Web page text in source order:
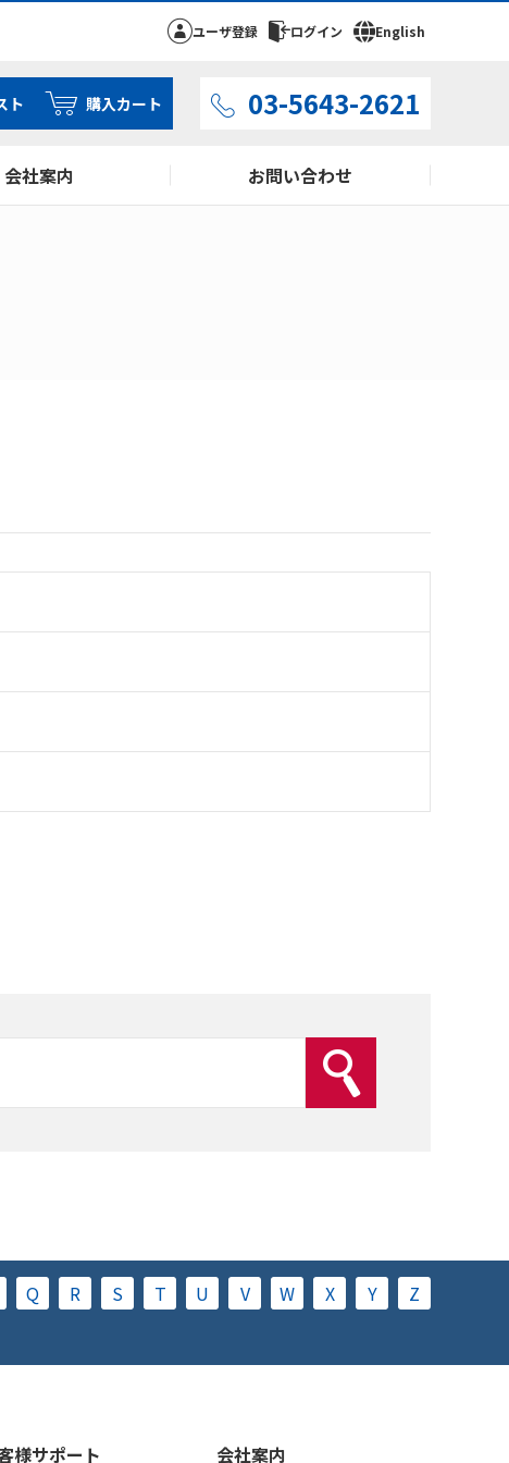
ユーザ登録 ログイン English
ト 購入カート 03-5643-2621
会社案内 お問い合わせ
Q R S T U V W X Y
Z
様サポート 会社案内